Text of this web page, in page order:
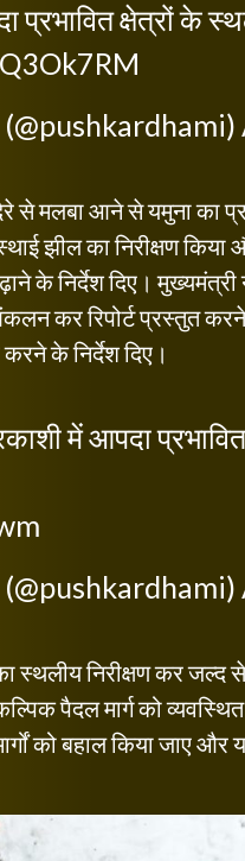
प्रभावित क्षेत्रों के
से मलबा आने से यमुना का
झील का निरीक्षण
के निर्देश दिए।
कर रिपोर्ट प्रस्तुत
के निर्देश दिए।
में आपदा
निरीक्षण कर जल्द से
पैदल मार्ग को व्यवस्थित
को बहाल किया जाए और